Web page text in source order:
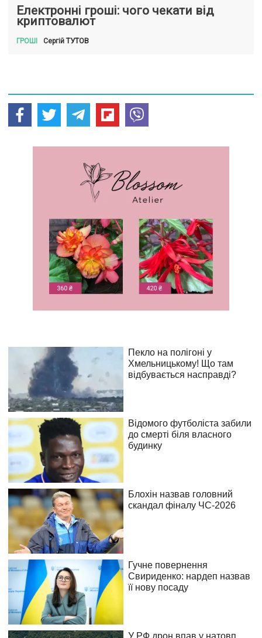
Електронні гроші: чого чекати від
криптовалют
ГРОШІ СергійТУТОВ